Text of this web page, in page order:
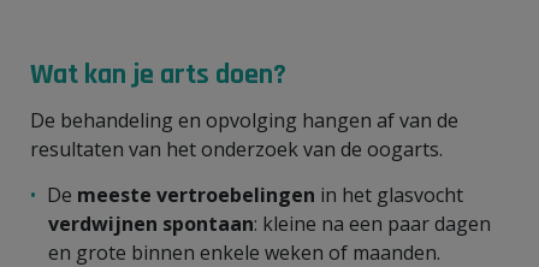
Wat kan je arts doen?
De behandeling en opvolging hangen af van de
resultaten van het onderzoek van de oogarts.
De meeste vertroebelingen in het glasvocht
verdwijnen spontaan: kleine na een paar dagen
en grote binnen enkele weken of maanden.